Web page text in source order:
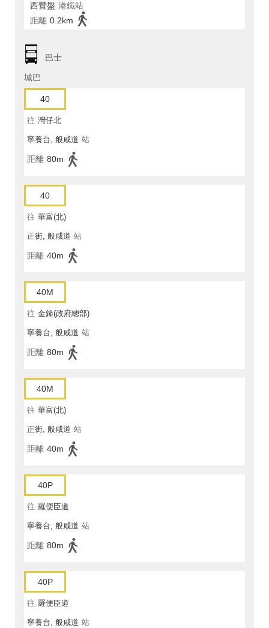
西營盤 港鐵站
距離 0.2km
巴士
城巴
40
往 灣仔北
寧養台, 般咸道 站
距離 80m
40
往 華富(北)
正街, 般咸道 站
距離 40m
40M
往 金鐘(政府總部)
寧養台, 般咸道 站
距離 80m
40M
往 華富(北)
正街, 般咸道 站
距離 40m
40P
往 羅便臣道
寧養台, 般咸道 站
距離 80m
40P
往 羅便臣道
寧養台, 般咸道 站